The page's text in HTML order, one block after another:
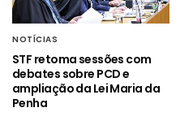
NOTÍCIAS
STF retoma sessões com
debates sobre PCD e
ampliação da Lei Maria da
Penha